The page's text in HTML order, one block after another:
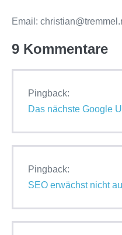
Email:
9 Kommentare
Pingback:
Das nächste Google
Pingback:
SEO erwächst nicht